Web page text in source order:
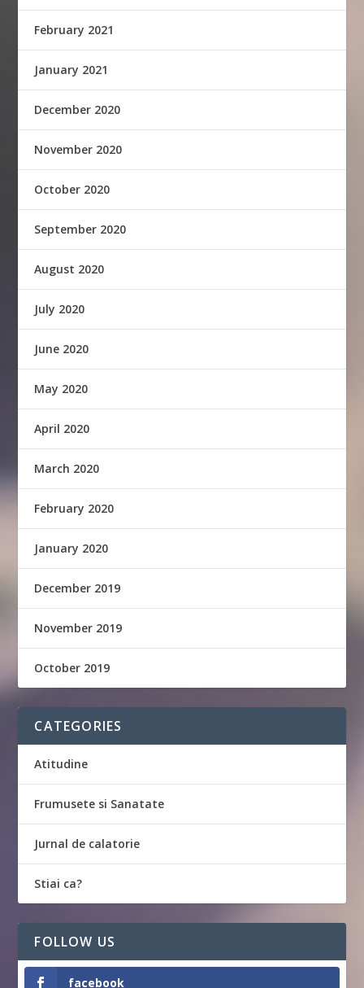
February 2021
January 2021
December 2020
November 2020
October 2020
September 2020
August 2020
July 2020
June 2020
May 2020
April 2020
March 2020
February 2020
January 2020
December 2019
November 2019
October 2019
CATEGORIES
Atitudine
Frumusete si Sanatate
Jurnal de calatorie
Stiai ca?
FOLLOW US
facebook